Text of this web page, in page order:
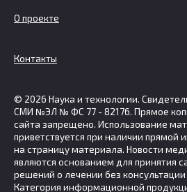
О проекте
Контакты
© 2026 Наука и технологии.
СМИ №ЭЛ № ФС 77 - 82176. Прямое
сайта запрещено. Использование
приветствуется при наличии прямой
на страницу материала. Новости
являются основанием для принятия
решений о лечении без консультации
Категория информационной